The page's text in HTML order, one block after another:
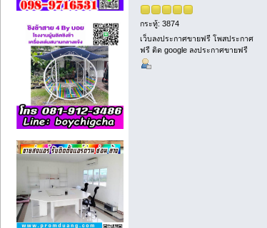
กระทู้: 3874
เว็บลงประกาศขายฟรี โพสประกาศ
ฟรี ติด google ลงประกาศขายฟรี